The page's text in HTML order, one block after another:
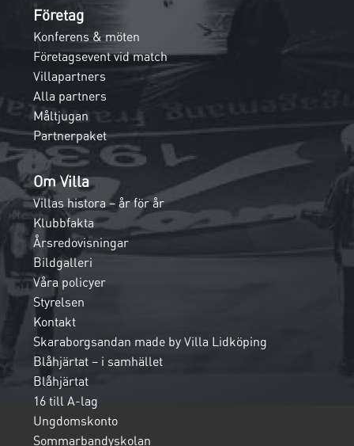
Företag
Konferens & möten
Företagsevent vid match
Villapartners
Alla partners
Måltjugan
Partnerpaket
Om Villa
Villas histora – år för år
Klubbfakta
Årsredovisningar
Bildgalleri
Våra policyer
Styrelsen
Kontakt
Skaraborgsandan made by Villa Lidköping
Blåhjärtat – i samhället
Blåhjärtat
16 till A-lag
Ungdomskonto
Sommarbandyskolan